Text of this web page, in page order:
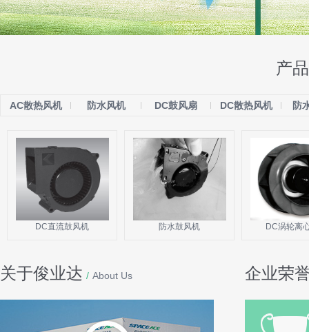
产
AC散热风机 防水风机 DC鼓风扇 DC散热风机 防
DC直流鼓风机 防水鼓风机 DC涡轮离心风
关于俊业达 / About Us 企业荣